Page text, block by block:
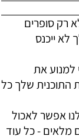
רק סופרים
לא ייכנס
למנוע את
התוכנית שלך כל
אפשר לאכול
מלאים - כל עוד